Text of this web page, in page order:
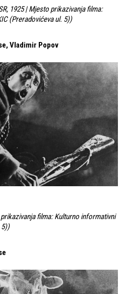
1925 | Mjesto prikazivanja filma:
(Preradovićeva ul. 5))
Vladimir Popov
filma: Kulturno informativni
5))